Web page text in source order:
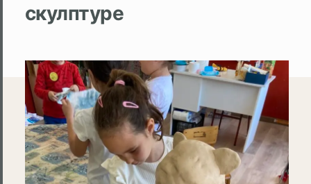
скулптуре